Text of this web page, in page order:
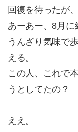
回復を待ったが
あーあー、8月に
うんざり気味で
える。
この人、これで
うとしてたの？
ええ。